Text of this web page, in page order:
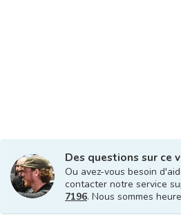
Des questions sur ce
Ou avez-vous besoin
contacter notre service
7196. Nous sommes